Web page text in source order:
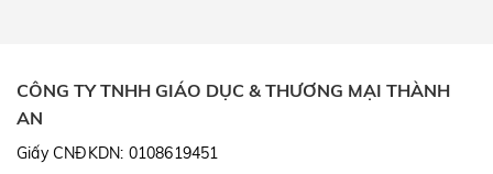
CÔNG TY TNHH GIÁO DỤC & THƯƠNG MẠI THÀNH
AN
Giấy CNĐKDN: 0108619451